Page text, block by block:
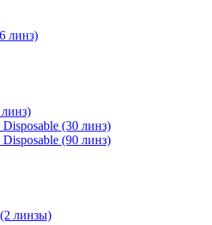
линз)
(30 линз)
(90 линз)
линзы)